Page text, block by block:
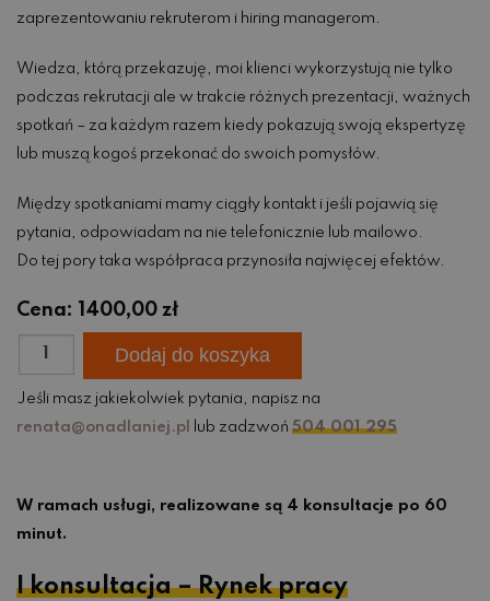
zaprezentowaniu rekruterom i hiring managerom.
Wiedza, którą przekazuję, moi klienci wykorzystują nie tylko
podczas rekrutacji ale w trakcie różnych prezentacji, ważnych
spotkań – za każdym razem kiedy pokazują swoją ekspertyzę
lub muszą kogoś przekonać do swoich pomysłów.
Między spotkaniami mamy ciągły kontakt i jeśli pojawią się
pytania, odpowiadam na nie telefonicznie lub mailowo.
Do tej pory taka współpraca przynosiła najwięcej efektów.
Cena: 1400,00 zł
ilość
nowa
w
Dodaj do koszyka
Jeśli masz jakiekolwiek pytania, napisz na
renata@onadlaniej.pl
lub zadzwoń 504 001 295
W ramach usługi, realizowane są 4 konsultacje po 60
minut.
I konsultacja – Rynek pracy